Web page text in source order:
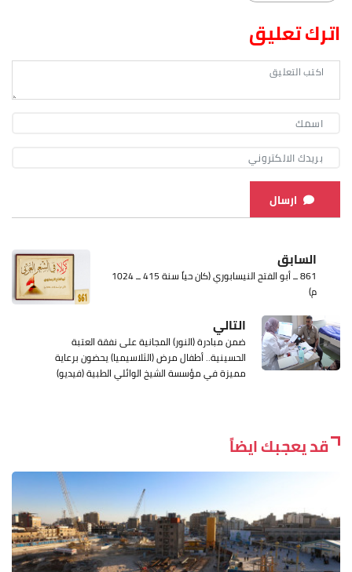
اترك تعليق
ارسال
السابق
861 ــ أبو الفتح النيسابوري (كان حياً سنة 415 ــ 1024
م)
التالي
ضمن مبادرة (النور) المجانية على نفقة العتبة
الحسينية.. أطفال مرض (الثلاسيميا) يحضون برعاية
مميزة في مؤسسة الشيخ الوائلي الطبية (فيديو)
قد يعجبك ايضاً